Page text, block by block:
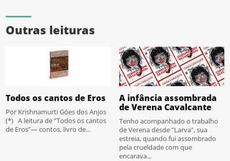
Outras leituras
Todos os cantos de Eros
Por Krishnamurti Góes dos Anjos
(*) A leitura de “Todos os cantos
de Eros”— contos, livro de...
A infância assombrada
de Verena Cavalcante
Tenho acompanhado o trabalho
de Verena desde "Larva", sua
estreia, quando fui assombrado
pela crueldade com que
encarava...